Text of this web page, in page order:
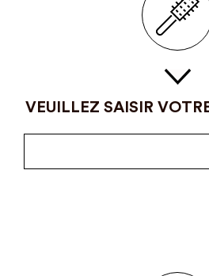
VEUILLEZ SAISIR